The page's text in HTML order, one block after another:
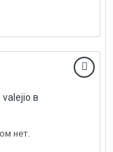
valejio в
нет.